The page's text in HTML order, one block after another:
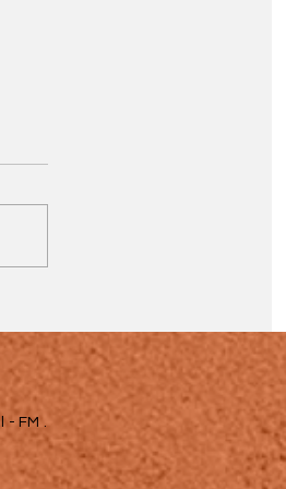
- FM .